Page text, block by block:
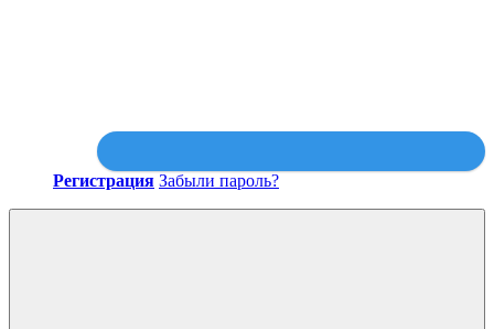
Регистрация Забыли пароль?